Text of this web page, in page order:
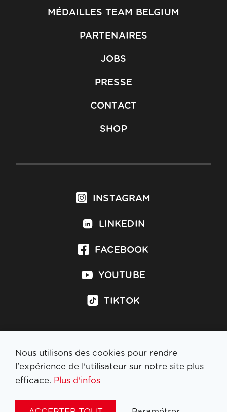
MÉDAILLES TEAM BELGIUM
PARTENAIRES
JOBS
PRESSE
CONTACT
SHOP
INSTAGRAM
LINKEDIN
FACEBOOK
YOUTUBE
TIKTOK
S'inscrire à la newsletter
Nous utilisons des cookies pour rendre
l'expérience de l'utilisateur sur notre site plus
efficace. Plus d'infos